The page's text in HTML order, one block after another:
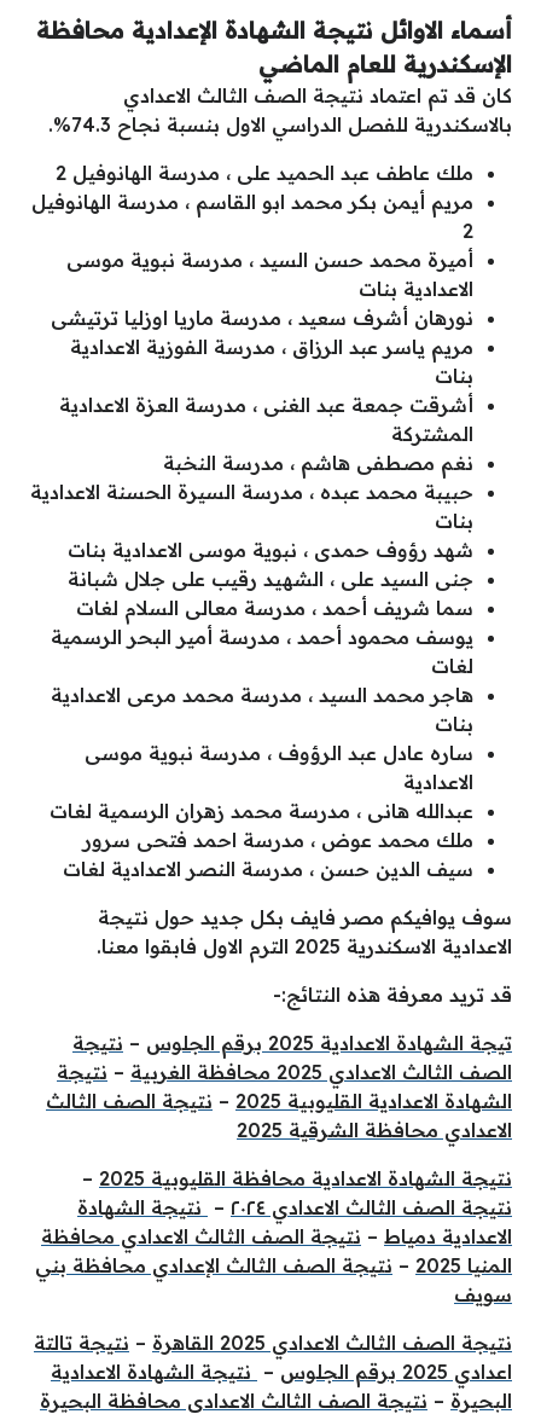
أسماء الاوائل نتيجة الشهادة الإعدادية محافظة
الإسكندرية للعام الماضي
كان قد تم اعتماد نتيجة الصف الثالث الاعدادي
بالاسكندرية للفصل الدراسي الاول بنسبة نجاح 74.3%.
ملك عاطف عبد الحميد على ، مدرسة الهانوفيل 2
مريم أيمن بكر محمد ابو القاسم ، مدرسة الهانوفيل
2
أميرة محمد حسن السيد ، مدرسة نبوية موسى
الاعدادية بنات
نورهان أشرف سعيد ، مدرسة ماريا اوزليا ترتيشى
مريم ياسر عبد الرزاق ، مدرسة الفوزية الاعدادية
بنات
أشرقت جمعة عبد الغنى ، مدرسة العزة الاعدادية
المشتركة
نغم مصطفى هاشم ، مدرسة النخبة
حبيبة محمد عبده ، مدرسة السيرة الحسنة الاعدادية
بنات
شهد رؤوف حمدى ، نبوية موسى الاعدادية بنات
جنى السيد على ، الشهيد رقيب على جلال شبانة
سما شريف أحمد ، مدرسة معالى السلام لغات
يوسف محمود أحمد ، مدرسة أمير البحر الرسمية
لغات
هاجر محمد السيد ، مدرسة محمد مرعى الاعدادية
بنات
ساره عادل عبد الرؤوف ، مدرسة نبوية موسى
الاعدادية
عبدالله هانى ، مدرسة محمد زهران الرسمية لغات
ملك محمد عوض ، مدرسة احمد فتحى سرور
سيف الدين حسن ، مدرسة النصر الاعدادية لغات
سوف يوافيكم مصر فايف بكل جديد حول نتيجة
الاعدادية الاسكندرية 2025 الترم الاول فابقوا معنا.
قد تريد معرفة هذه النتائج:-
تيجة الشهادة الاعدادية 2025 برقم الجلوس
– نتيجة
الصف الثالث الاعدادي 2025 محافظة الغربية
– نتيجة
الشهادة الاعدادية القليوبية 2025
– نتيجة الصف الثالث
الاعدادي محافظة الشرقية 2025
نتيجة الشهادة الاعدادية محافظة القليوبية 2025
–
نتيجة الصف الثالث الاعدادي ٢٠٢٤
– نتيجة الشهادة
الاعدادية دمياط – نتيجة الصف الثالث الاعدادي محافظة
المنيا 2025
– نتيجة الصف الثالث الإعدادي محافظة بني
سويف
نتيجة الصف الثالث الاعدادي 2025 القاهرة
– نتيجة تالتة
اعدادي 2025 برقم الجلوس
– نتيجة الشهادة الاعدادية
البحيرة – نتيجة الصف الثالث الاعدادي محافظة البحيرة